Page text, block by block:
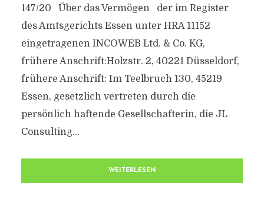
147/20 Über das Vermögen der im Register
des Amtsgerichts Essen unter HRA 11152
eingetragenen INCOWEB Ltd. & Co. KG,
frühere Anschrift:Holzstr. 2, 40221 Düsseldorf,
frühere Anschrift: Im Teelbruch 130, 45219
Essen, gesetzlich vertreten durch die
persönlich haftende Gesellschafterin, die JL
Consulting...
WEITERLESEN